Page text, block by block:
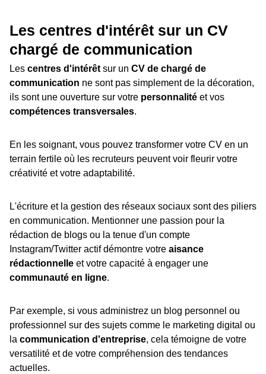
Les centres d'intérêt sur un CV
chargé de communication
Les centres d'intérêt sur un CV de chargé de
communication ne sont pas simplement de la décoration,
ils sont une ouverture sur votre personnalité et vos
compétences transversales.
En les soignant, vous pouvez transformer votre CV en un
terrain fertile où les recruteurs peuvent voir fleurir votre
créativité et votre adaptabilité.
L'écriture et la gestion des réseaux sociaux sont des piliers
en communication. Mentionner une passion pour la
rédaction de blogs ou la tenue d'un compte
Instagram/Twitter actif démontre votre aisance
rédactionnelle et votre capacité à engager une
communauté en ligne.
Par exemple, si vous administrez un blog personnel ou
professionnel sur des sujets comme le marketing digital ou
la communication d'entreprise, cela témoigne de votre
versatilité et de votre compréhension des tendances
actuelles.